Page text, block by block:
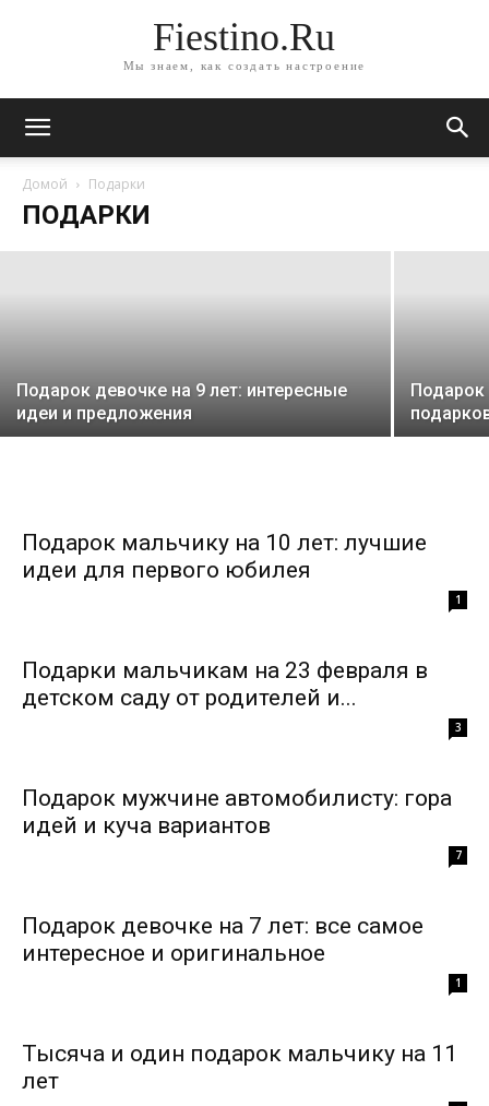
Fiestino.Ru
Мы знаем, как создать настроение
Домой Подарки
ПОДАРКИ
Подарки детям на выпускной в
садике: свежие идеи и советы
Подарок девочке на 9 лет: интересные
идеи и предложения
Подарок
Подарок мальчику на 10 лет: лучшие
идеи для первого юбилея
1
Подарки мальчикам на 23 февраля в
детском саду от родителей и...
3
Подарок мужчине автомобилисту: гора
идей и куча вариантов
7
Подарок девочке на 7 лет: все самое
интересное и оригинальное
1
Тысяча и один подарок мальчику на 11
лет